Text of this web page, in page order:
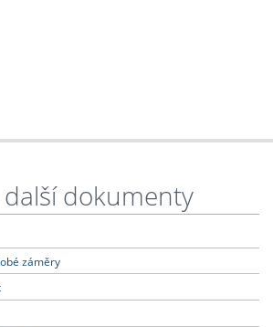
dokumenty
záměry